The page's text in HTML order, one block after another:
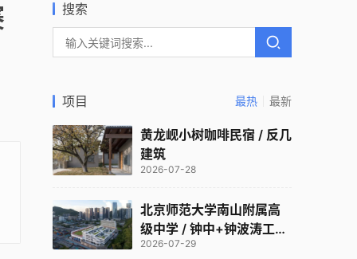
搜索
项目 最热 最新
黄龙岘小树咖啡民宿 / 反几
建筑
2026-07-28
北京师范大学南山附属高
级中学 / 钟中+钟波涛工作
室
2026-07-29